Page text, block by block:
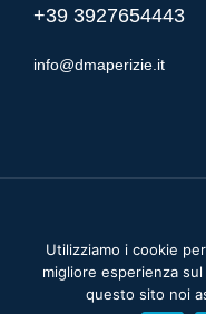
+39 3927654443
info@dmaperizie.it
© Copyright 2023 |
Utilizziamo i cookie
migliore esperienza
questo sito noi